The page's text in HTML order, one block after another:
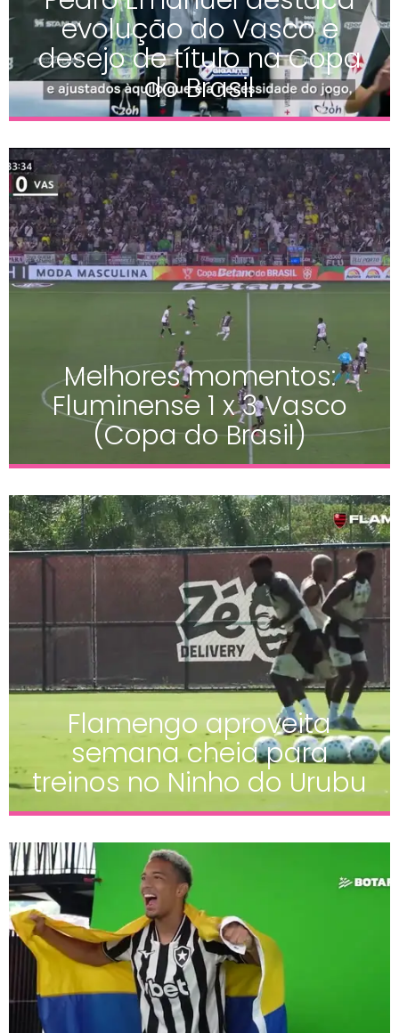
evolução do Vasco e
desejo de título na Copa
do Brasil
Melhores momentos:
Fluminense 1 x 3 Vasco
(Copa do Brasil)
Flamengo aproveita
semana cheia para
treinos no Ninho do Urubu